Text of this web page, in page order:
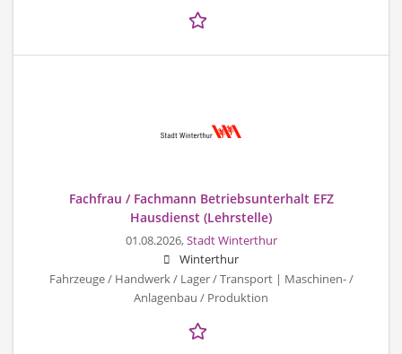
Fachfrau / Fachmann Betriebsunterhalt EFZ
Hausdienst (Lehrstelle)
01.08.2026,Stadt Winterthur
Winterthur
Fahrzeuge / Handwerk / Lager / Transport | Maschinen- /
Anlagenbau / Produktion